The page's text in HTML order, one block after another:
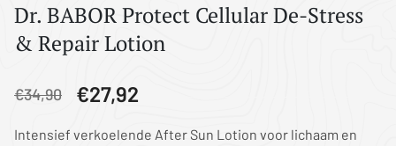
Dr. BABOR Protect Cellular De-Stress
& Repair Lotion
€34,90 €27,92
Intensief verkoelende After Sun Lotion voor lichaam en